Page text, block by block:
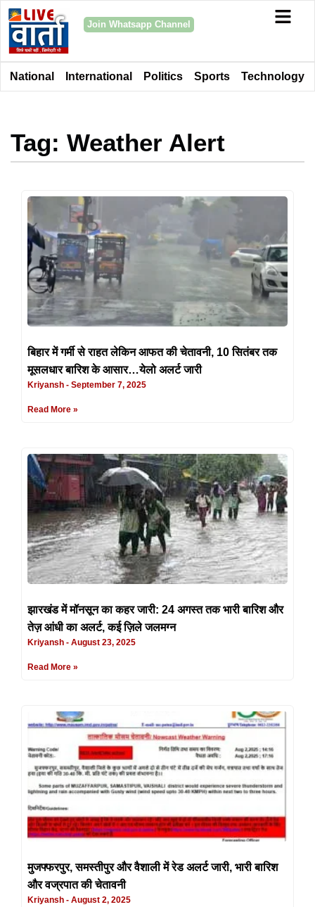
Join Whatsapp Channel
National International Politics Sports Technology
Tag: Weather Alert
बिहार में गर्मी से राहत लेकिन आफत की चेतावनी, 10 सितंबर तक
मूसलधार बारिश के आसार…येलो अलर्ट जारी
Kriyansh September 7, 2025
Read More »
झारखंड में मॉनसून का कहर जारी: 24 अगस्त तक भारी बारिश और
तेज़ आंधी का अलर्ट, कई ज़िले जलमग्न
Kriyansh August 23, 2025
Read More »
मुजफ्फरपुर, समस्तीपुर और वैशाली में रेड अलर्ट जारी, भारी बारिश
और वज्रपात की चेतावनी
Kriyansh August 2, 2025